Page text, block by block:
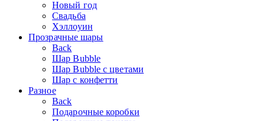
Новый год
Свадьба
Хэллоуин
Прозрачные шары
Back
Шар Bubble
Шар Bubble с цветами
Шар с конфетти
Разное
Back
Подарочные коробки